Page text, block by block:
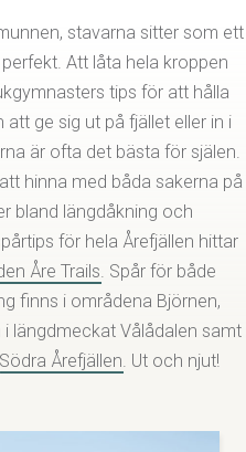
stavarna sitter som ett
Att låta hela kroppen
tips för att hålla
ge sig ut på fjället eller in i
är ofta det bästa för själen.
hinna med båda sakerna på
bland längdåkning och
för hela Årefjällen hittar
Åre Trails. Spår för både
finns i områdena Björnen,
i längdmeckat Vålådalen samt
Södra Årefjällen. Ut och njut!